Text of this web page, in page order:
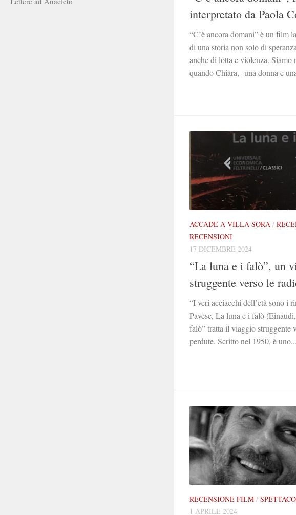
interpretato da Paola
“C’è ancora domani” è un film
di una storia non solo di
anche di lotta e violenza. Siamo
quando Chiara, una donna e
ACCADE A VILLA SORA /
RECENSIONI
17 DICEMBRE 2024
“La luna e i falò”, un
struggente verso le
“I veri acciacchi dell’età sono i
Pavese, La luna e i falò
falò” tratta il viaggio struggente
perdute. Scritto nel 1950, è uno...
RECENSIONE FILM /
1 APRILE 2024